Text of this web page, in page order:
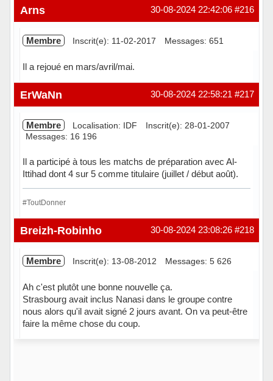
Hors ligne #216
30-08-2024 22:42:06
Arns
Membre Inscrit(e): 11-02-2017 Messages: 651
Il a rejoué en mars/avril/mai.
Hors ligne #217
30-08-2024 22:58:21
ErWaNn
Membre Localisation: IDF
Inscrit(e): 28-01-2007
Messages: 16 196
Il a participé à tous les matchs de préparation avec Al-
Ittihad dont 4 sur 5 comme titulaire (juillet / début août).
#ToutDonner
Hors ligne #218
30-08-2024 23:08:26
Breizh-Robinho
Membre Inscrit(e): 13-08-2012 Messages: 5 626
Ah c'est plutôt une bonne nouvelle ça.
Strasbourg avait inclus Nanasi dans le groupe contre
nous alors qu'il avait signé 2 jours avant. On va peut-être
faire la même chose du coup.